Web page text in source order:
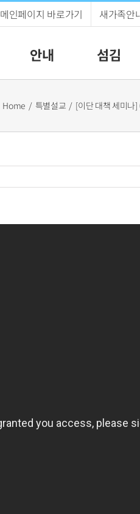
메인페이지 바로가기 새가족안
안내 섬김
Home 특별설교 [이단 대책 세미나